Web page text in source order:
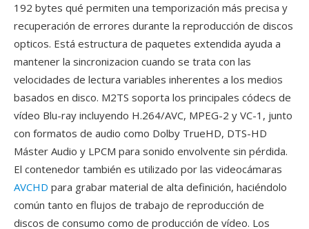
192 bytes qué permiten una temporización más precisa y
recuperación de errores durante la reproducción de discos
opticos. Está estructura de paquetes extendida ayuda a
mantener la sincronizacion cuando se trata con las
velocidades de lectura variables inherentes a los medios
basados en disco. M2TS soporta los principales códecs de
vídeo Blu-ray incluyendo H.264/AVC, MPEG-2 y VC-1, junto
con formatos de audio como Dolby TrueHD, DTS-HD
Máster Audio y LPCM para sonido envolvente sin pérdida.
El contenedor también es utilizado por las videocámaras
AVCHD para grabar material de alta definición, haciéndolo
común tanto en flujos de trabajo de reproducción de
discos de consumo como de producción de vídeo. Los